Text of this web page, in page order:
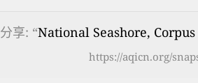
分享: “National Seashore,
https://aqicn.org/